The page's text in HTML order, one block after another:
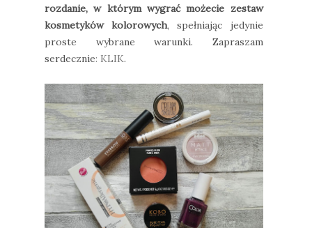
rozdanie, w którym wygrać możecie zestaw
kosmetyków kolorowych, spełniając jedynie
proste wybrane warunki. Zapraszam
serdecznie: KLIK.